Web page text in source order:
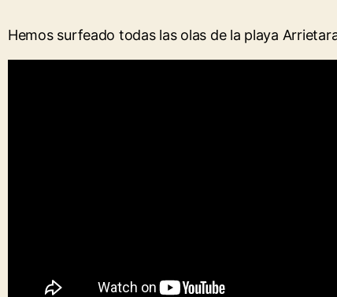
Hemos surfeado todas las olas de la playa